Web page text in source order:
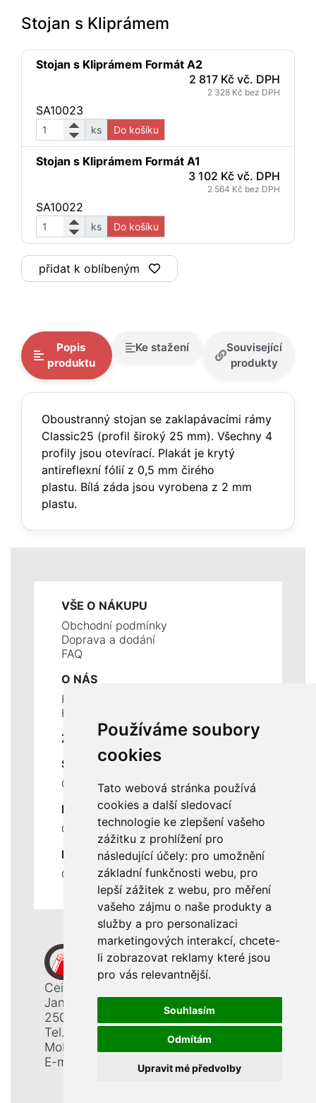
Používáme soubory
cookies
Tato webová stránka používá
cookies a další sledovací
technologie ke zlepšení vašeho
zážitku z prohlížení pro
následující účely: pro umožnění
základní funkčnosti webu, pro
lepší zážitek z webu, pro měření
vašeho zájmu o naše produkty a
služby a pro personalizaci
marketingových interakcí, chcete-
li zobrazovat reklamy které jsou
pro vás relevantnější.
Souhlasím
Odmítám
Upravit mé předvolby
Stojan s Kliprámem
Stojan s Kliprámem Formát A2
2 817 Kč vč. DPH
2 328 Kč bez DPH
SA10023
ks Do košíku
Stojan s Kliprámem Formát A1
3 102 Kč vč. DPH
2 564 Kč bez DPH
SA10022
ks Do košíku
přidat k oblíbeným
Popis
produktu
Ke stažení
Související
produkty
Oboustranný stojan se zaklapávacími rámy
Classic25 (profil široký 25 mm). Všechny 4
profily jsou otevírací. Plakát je krytý
antireflexní fólií z 0,5 mm čirého
plastu. Bílá záda jsou vyrobena z 2 mm
plastu.
VŠE O NÁKUPU
Obchodní podmínky
Doprava a dodání
FAQ
O NÁS
Kontakty
Historie a současnost
ZÁKLADNÍ ÚDAJE
SLUŽBY
Ceník servisních prací
DŮLEŽITÉ INFORMACE
Ochrana osobních údajů
RYCHLÉ ODKAZY
Odstoupení od smlouvy
Ceiba, s. r. o.
Jana Opletala 1265
250 01 Brandýs n. L. - St. Boleslav
Tel.: +420 326 911 044
Mobil: +420 777 345 008
E-mail:
info@ceiba.cz